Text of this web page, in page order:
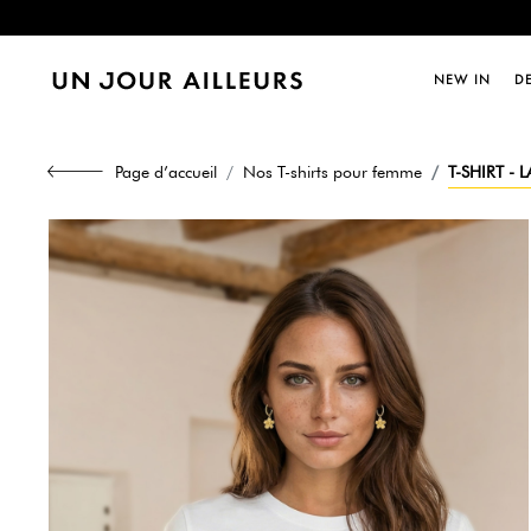
NEW IN
Page d’accueil Nos T-shirts pour femme T-SHIRT -